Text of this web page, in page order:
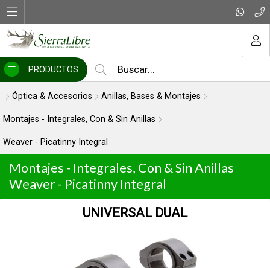
PRODUCTOS
Óptica & Accesorios Anillas, Bases & Montajes
Montajes - Integrales, Con & Sin Anillas
Weaver - Picatinny Integral
Montajes - Integrales, Con & Sin Anillas
Weaver - Picatinny Integral
UNIVERSAL DUAL